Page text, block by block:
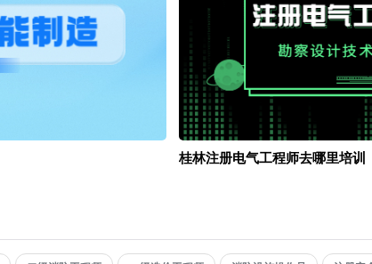
桂林注册电气工程师去哪里培训